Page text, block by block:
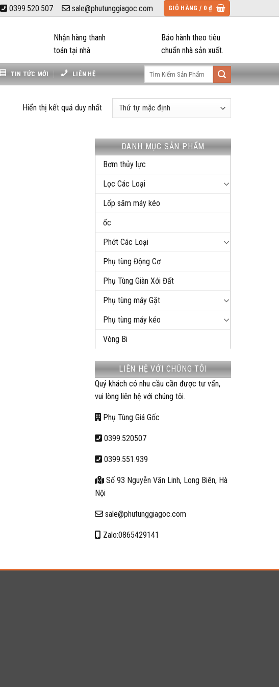
0399.520.507 sale@phutunggiagoc.com GIỎ HÀNG / 0 ₫
Nhận hàng thanh
toán tại nhà
Bảo hành theo tiêu
chuẩn nhà sản xuất.
TIN TỨC MỚI LIÊN HỆ
Hiển thị kết quả duy nhất
DANH MỤC SẢN PHẨM
Bơm thủy lực
Lọc Các Loại
Lốp săm máy kéo
ốc
Phớt Các Loại
Phụ tùng Động Cơ
Phụ Tùng Giàn Xới Đất
Phụ tùng máy Gặt
Phụ tùng máy kéo
Vòng Bi
LIÊN HỆ VỚI CHÚNG TÔI
Quý khách có nhu cầu cần được tư vấn,
vui lòng liên hệ với chúng tôi.
Phụ Tùng Giá Gốc
0399.520507
0399.551.939
Số 93 Nguyễn Văn Linh, Long Biên, Hà
Nội
sale@phutunggiagoc.com
Zalo:0865429141